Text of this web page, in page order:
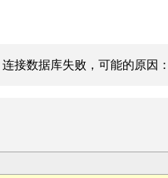
接数据库失败，可能的原因